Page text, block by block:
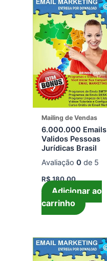
Mailing de Vendas
6.000.000 Emails
Validos Pessoas
Jurídicas Brasil
Avaliação0 de 5
R$180,00
Adicionar ao
carrinho